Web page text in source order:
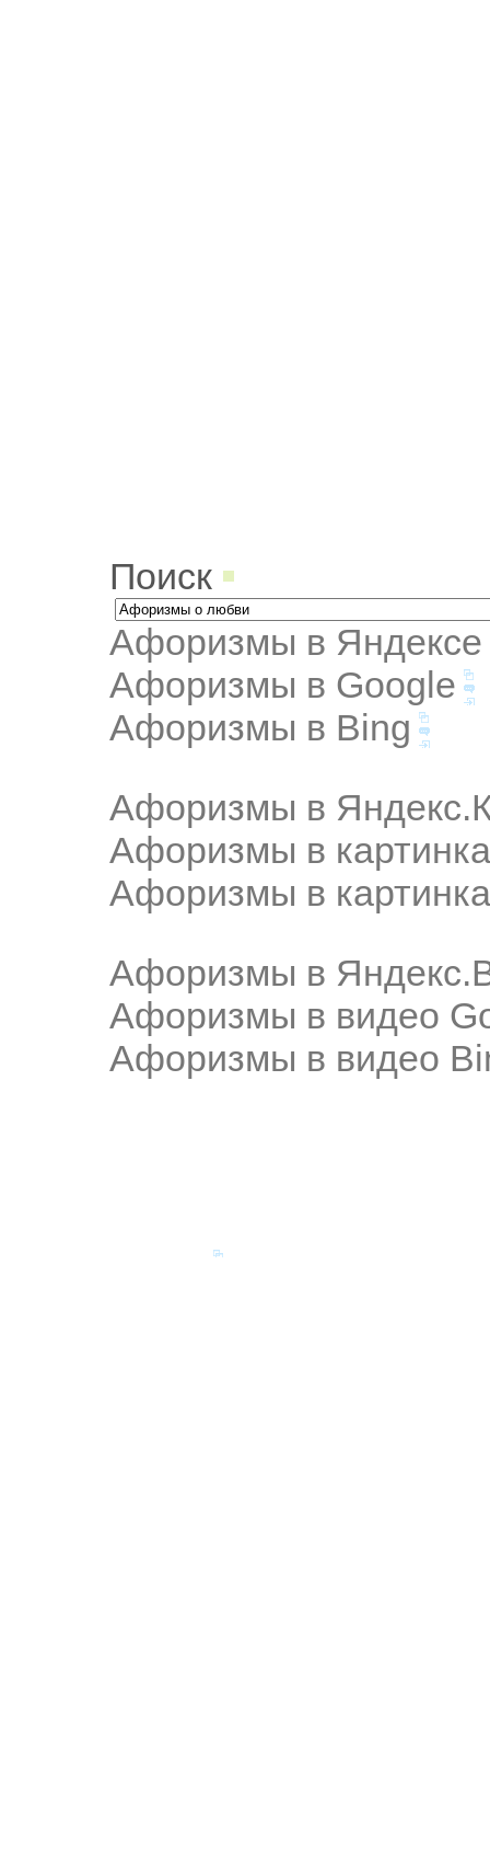
Поиск
Афоризмы в Яндексе
Афоризмы в Google
Афоризмы в Bing
Афоризмы в
Афоризмы в
Афоризмы в
Афоризмы в
Афоризмы в видео
Афоризмы в видео